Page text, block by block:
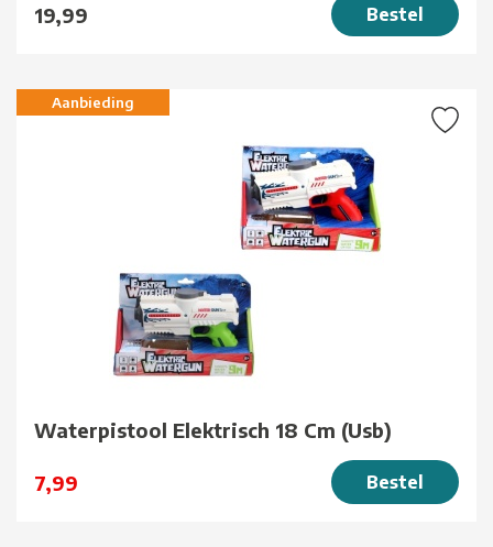
19,99 Bestel
Aanbieding
Waterpistool Elektrisch 18 Cm (Usb)
7,99 Bestel